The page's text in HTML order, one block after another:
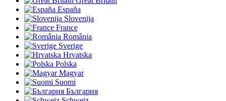
España
Slovenija
France
România
Sverige
Hrvatska
Polska
Magyar
Suomi
България